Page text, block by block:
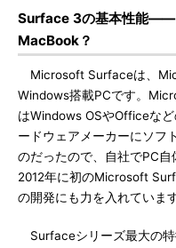
Surface 3の基本性能――
MacBook？
Microsoft Surfaceは、
Windows搭載PCです。
はWindows OSやOfficeな
ードウェアメーカーにソフ
のだったので、自社でPC自
2012年に初のMicrosoft
の開発にも力を入れています
Surfaceシリーズ最大の特